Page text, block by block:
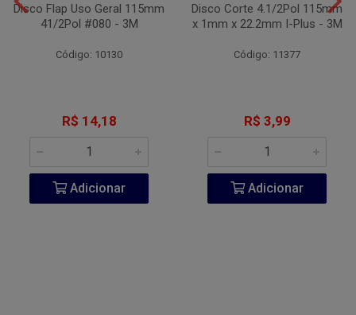
Disco Flap Uso Geral 115mm
41/2Pol #080 - 3M
Código: 10130
R$ 14,18
Adicionar
Disco Corte 4.1/2Pol 115mm
x 1mm x 22.2mm I-Plus - 3M
Código: 11377
R$ 3,99
Adicionar